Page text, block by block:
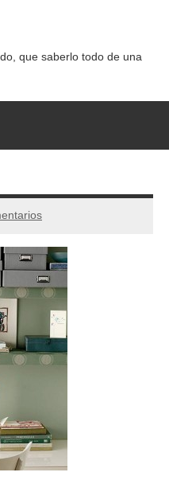
que saberlo todo de una